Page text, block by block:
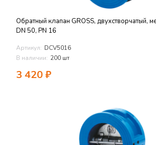
Обратный клапан GROSS, двухстворчатый,
DN 50, PN 16
Артикул: DCV5016
В наличии: 200 шт
3 420₽